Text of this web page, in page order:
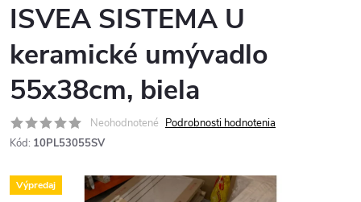
ISVEA SISTEMA U
keramické umývadlo
55x38cm, biela
Neohodnotené Podrobnosti hodnotenia
Kód: 10PL53055SV
Výpredaj